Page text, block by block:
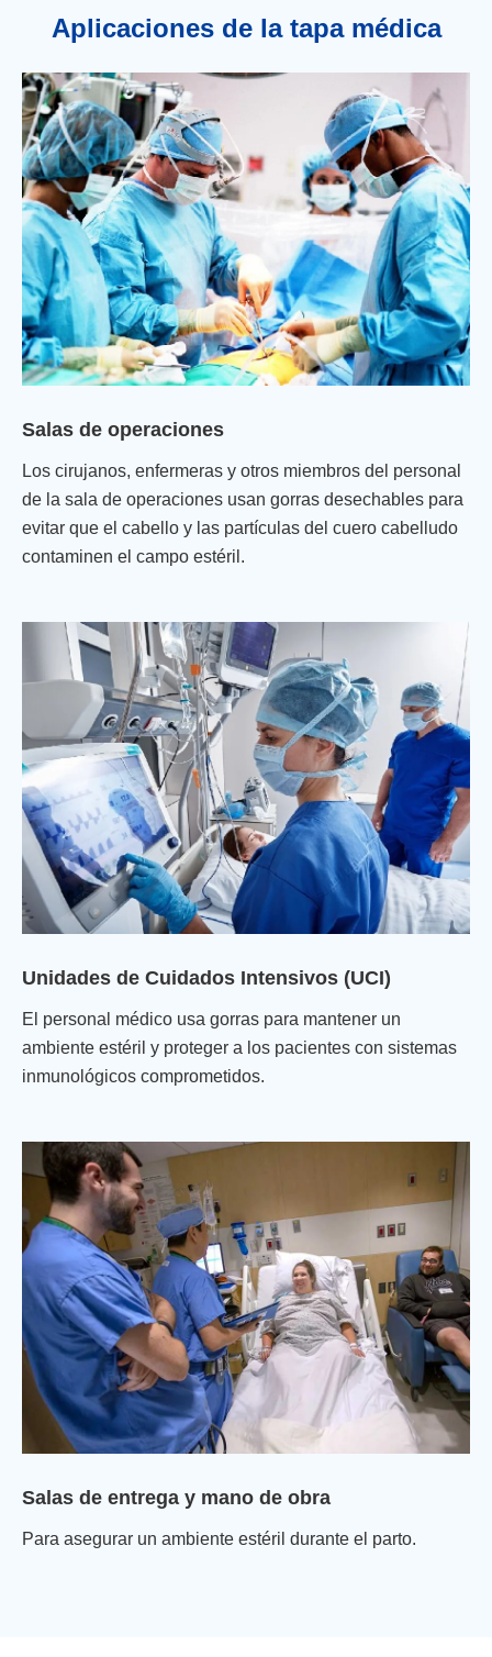
Aplicaciones de la tapa médica
Salas de operaciones
Los cirujanos, enfermeras y otros miembros del personal
de la sala de operaciones usan gorras desechables para
evitar que el cabello y las partículas del cuero cabelludo
contaminen el campo estéril.
Unidades de Cuidados Intensivos (UCI)
El personal médico usa gorras para mantener un
ambiente estéril y proteger a los pacientes con sistemas
inmunológicos comprometidos.
Salas de entrega y mano de obra
Para asegurar un ambiente estéril durante el parto.